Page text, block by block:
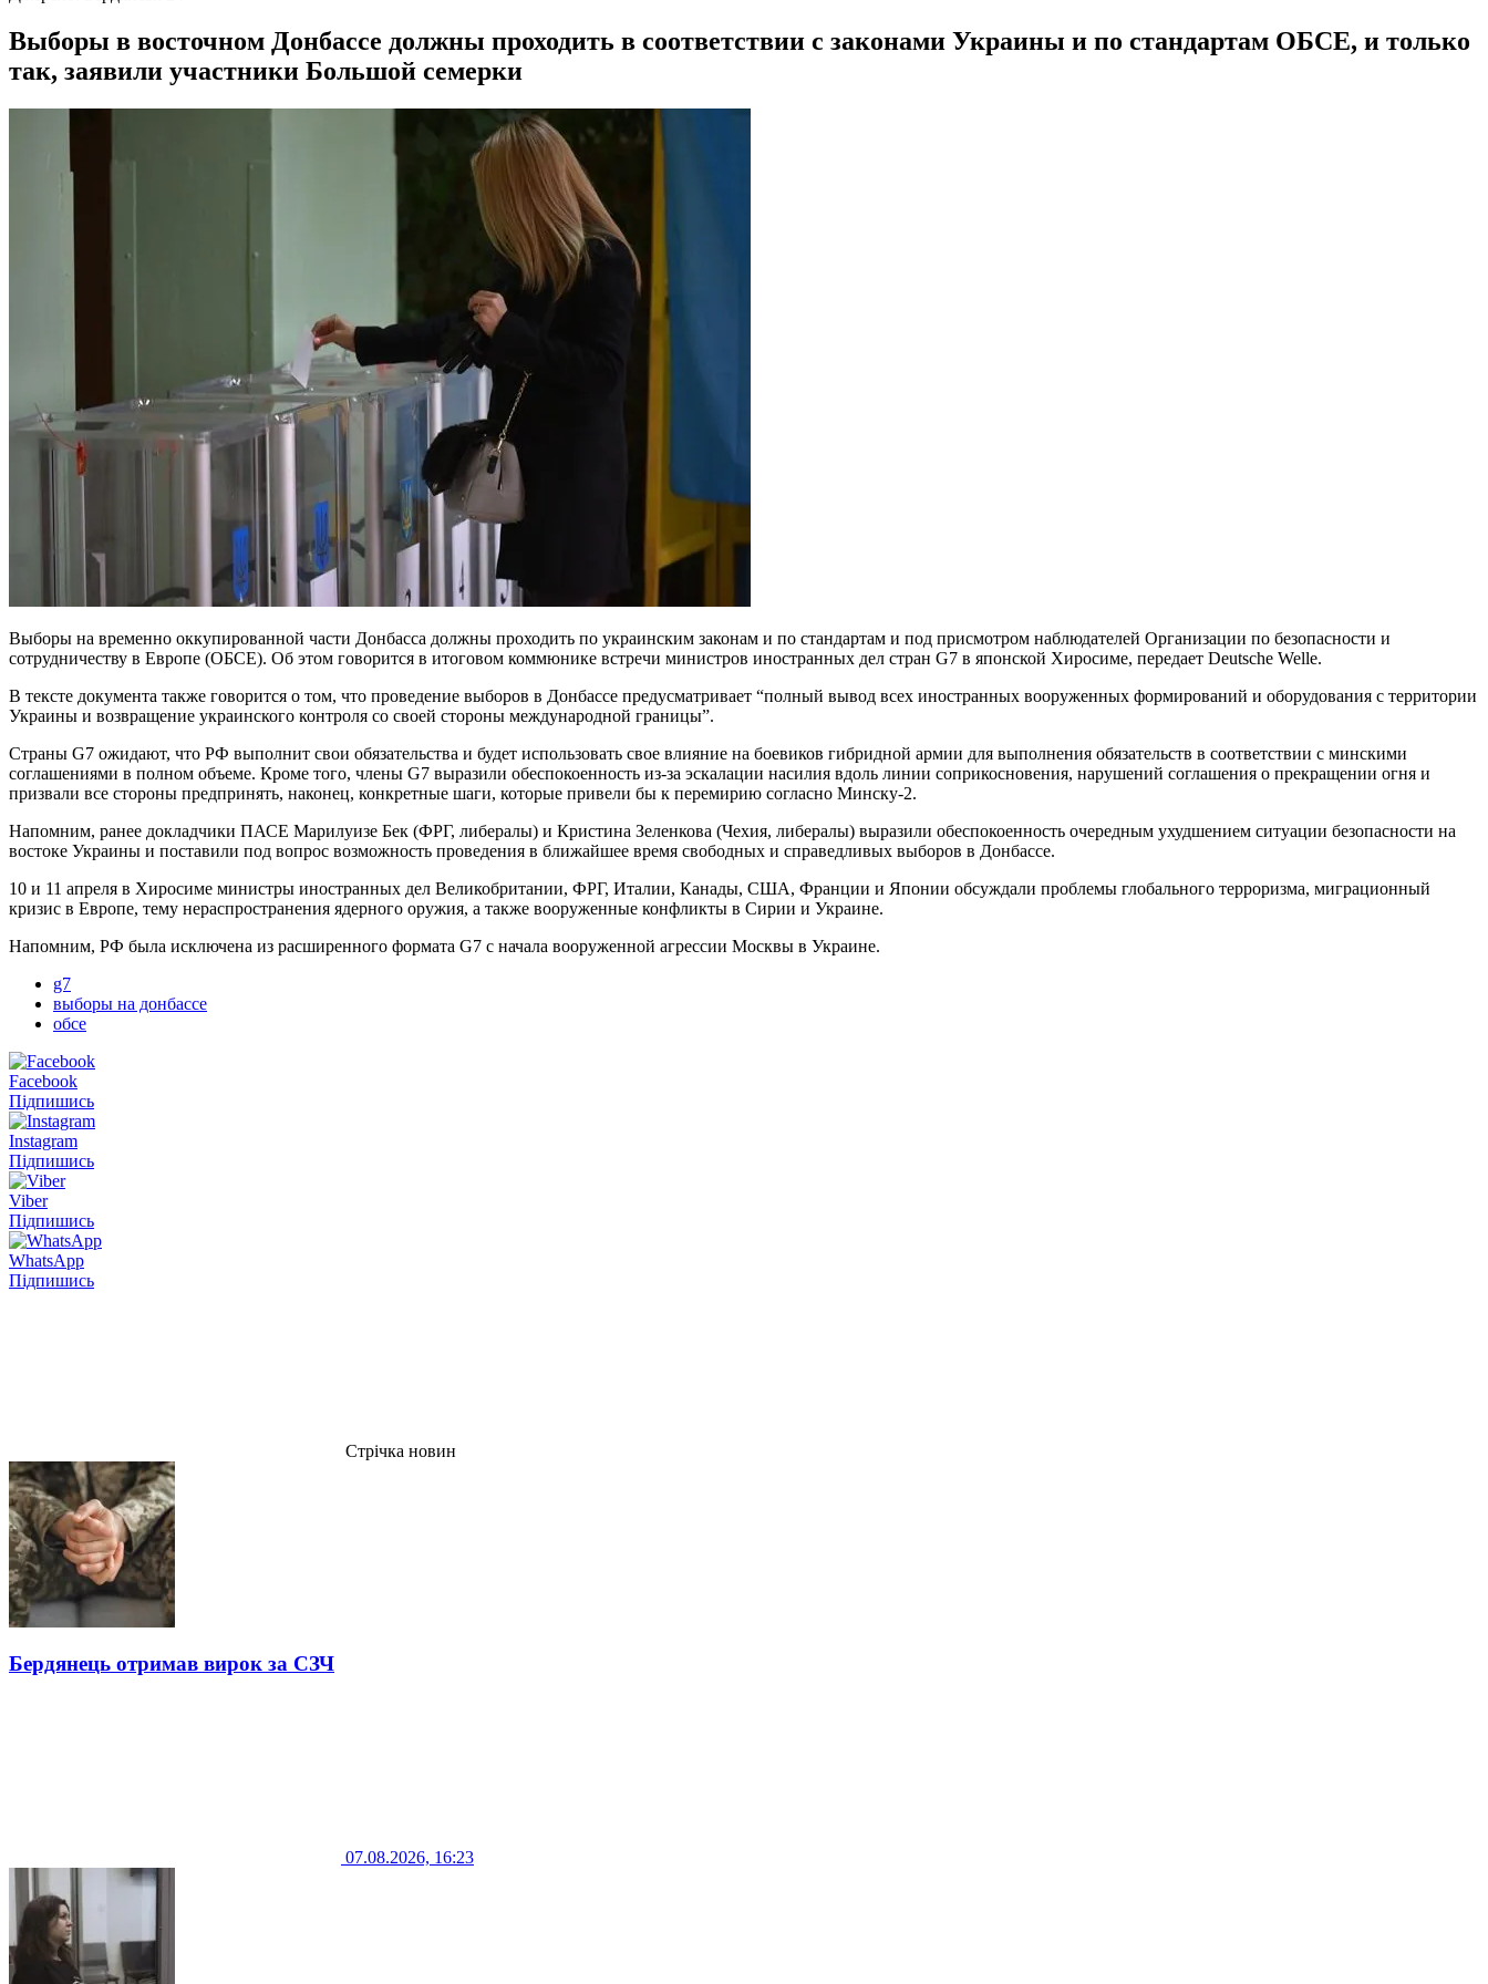
Выборы в восточном Донбассе должны проходить в соответствии с законами Украины и по стандартам ОБСЕ, и только
так, заявили участники Большой семерки
Выборы на временно оккупированной части Донбасса должны проходить по украинским законам и по стандартам и под присмотром наблюдателей Организации по безопасности и
сотрудничеству в Европе (ОБСЕ). Об этом говорится в итоговом коммюнике встречи министров иностранных дел стран G7 в японской Хиросиме, передает Deutsche Welle.
В тексте документа также говорится о том, что проведение выборов в Донбассе предусматривает “полный вывод всех иностранных вооруженных формирований и оборудования с территории
Украины и возвращение украинского контроля со своей стороны международной границы”.
Страны G7 ожидают, что РФ выполнит свои обязательства и будет использовать свое влияние на боевиков гибридной армии для выполнения обязательств в соответствии с минскими
соглашениями в полном объеме. Кроме того, члены G7 выразили обеспокоенность из-за эскалации насилия вдоль линии соприкосновения, нарушений соглашения о прекращении огня и
призвали все стороны предпринять, наконец, конкретные шаги, которые привели бы к перемирию согласно Минску-2.
Напомним, ранее докладчики ПАСЕ Марилуизе Бек (ФРГ, либералы) и Кристина Зеленкова (Чехия, либералы) выразили обеспокоенность очередным ухудшением ситуации безопасности на
востоке Украины и поставили под вопрос возможность проведения в ближайшее время свободных и справедливых выборов в Донбассе.
10 и 11 апреля в Хиросиме министры иностранных дел Великобритании, ФРГ, Италии, Канады, США, Франции и Японии обсуждали проблемы глобального терроризма, миграционный
кризис в Европе, тему нераспространения ядерного оружия, а также вооруженные конфликты в Сирии и Украине.
Напомним, РФ была исключена из расширенного формата G7 с начала вооруженной агрессии Москвы в Украине.
g7
выборы на донбассе
обсе
Facebook
Підпишись
Instagram
Підпишись
Viber
Підпишись
WhatsApp
Підпишись
Стрічка новин
Бердянець отримав вирок за СЗЧ
07.08.2026, 16:23